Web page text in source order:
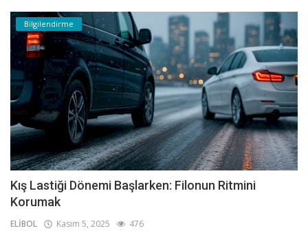
Bilgilendirme
Kış Lastiği Dönemi Başlarken: Filonun Ritmini
Korumak
ELİBOL Kasım 5, 2025 476